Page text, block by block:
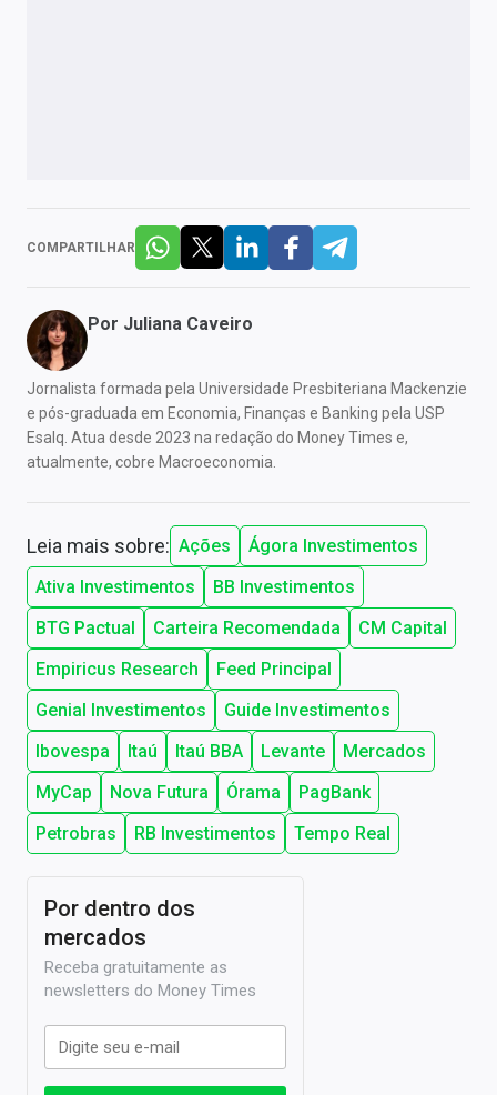
COMPARTILHAR
Por Juliana Caveiro
Jornalista formada pela Universidade Presbiteriana Mackenzie
e pós-graduada em Economia, Finanças e Banking pela USP
Esalq. Atua desde 2023 na redação do Money Times e,
atualmente, cobre Macroeconomia.
Leia mais sobre: Ações
Ágora Investimentos
Ativa Investimentos
BB Investimentos
BTG Pactual
Carteira Recomendada
CM Capital
Empiricus Research
Feed Principal
Genial Investimentos
Guide Investimentos
Ibovespa
Itaú Itaú BBA Levante
Mercados
MyCap
Nova Futura Órama
PagBank
Petrobras
RB Investimentos Tempo Real
Por dentro dos
mercados
Receba gratuitamente as
newsletters do Money Times